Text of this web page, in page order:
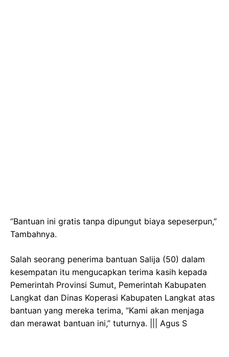
“Bantuan ini gratis tanpa dipungut biaya sepeserpun,”
Tambahnya.
Salah seorang penerima bantuan Salija (50) dalam
kesempatan itu mengucapkan terima kasih kepada
Pemerintah Provinsi Sumut, Pemerintah Kabupaten
Langkat dan Dinas Koperasi Kabupaten Langkat atas
bantuan yang mereka terima, “Kami akan menjaga
dan merawat bantuan ini,” tuturnya. ||| Agus S